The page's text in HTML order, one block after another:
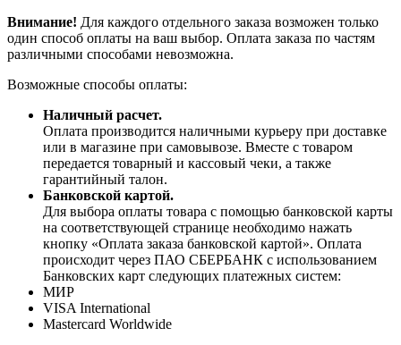
Внимание! Для каждого отдельного заказа возможен только
один способ оплаты на ваш выбор. Оплата заказа по частям
различными способами невозможна.
Возможные способы оплаты:
Наличный расчет.
Оплата производится наличными курьеру при доставке
или в магазине при самовывозе. Вместе с товаром
передается товарный и кассовый чеки, а также
гарантийный талон.
Банковской картой.
Для выбора оплаты товара с помощью банковской карты
на соответствующей странице необходимо нажать
кнопку «Оплата заказа банковской картой». Оплата
происходит через ПАО СБЕРБАНК с использованием
Банковских карт следующих платежных систем:
МИР
VISA International
Mastercard Worldwide